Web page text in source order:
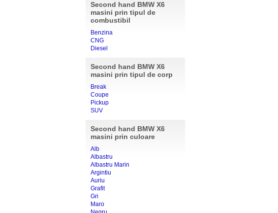
Second hand BMW X6
masini prin tipul de
combustibil
Benzina
CNG
Diesel
Second hand BMW X6
masini prin tipul de corp
Break
Coupe
Pickup
SUV
Second hand BMW X6
masini prin culoare
Alb
Albastru
Albastru Marin
Argintiu
Auriu
Grafit
Gri
Maro